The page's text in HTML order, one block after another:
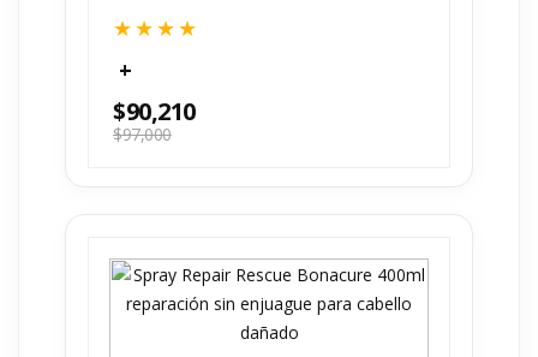
$97,000
$90,210